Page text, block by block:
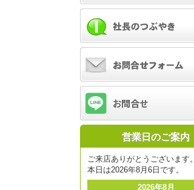
営業日のご案内
ご来店ありがとうございます。
本日は2026年8月6日です。
2026年8月